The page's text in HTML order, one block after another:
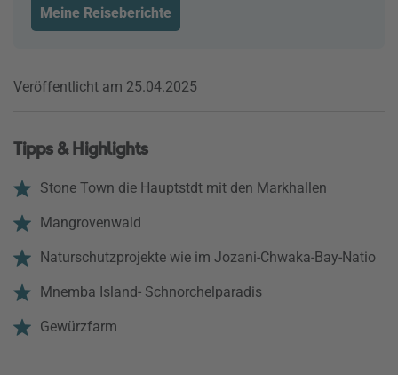
Meine Reiseberichte
Veröffentlicht am 25.04.2025
Tipps & Highlights
Stone Town die Hauptstdt mit den Markhallen
Mangrovenwald
Naturschutzprojekte wie im Jozani-Chwaka-Bay-Natio
Mnemba Island- Schnorchelparadis
Gewürzfarm